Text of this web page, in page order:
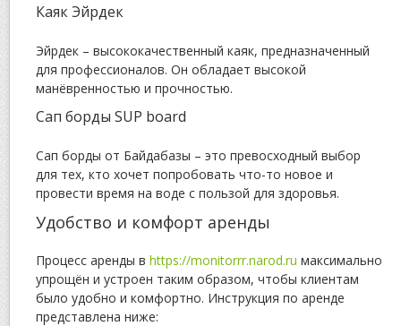
Каяк Эйрдек
Эйрдек – высококачественный каяк, предназначенный
для профессионалов. Он обладает высокой
манёвренностью и прочностью.
Сап борды SUP board
Сап борды от Байдабазы – это превосходный выбор
для тех, кто хочет попробовать что-то новое и
провести время на воде с пользой для здоровья.
Удобство и комфорт аренды
Процесс аренды в https://monitorrr.narod.ru максимально
упрощён и устроен таким образом, чтобы клиентам
было удобно и комфортно. Инструкция по аренде
представлена ниже: